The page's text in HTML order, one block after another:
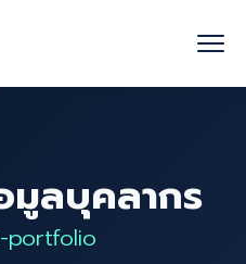
ลากร
จัย
มูลบุคลากร
portfolio